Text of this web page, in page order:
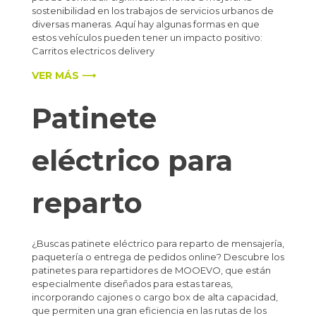
sostenibilidad en los trabajos de servicios urbanos de
diversas maneras. Aquí hay algunas formas en que
estos vehículos pueden tener un impacto positivo:
Carritos electricos delivery
VER MÁS ⟶
Patinete
eléctrico para
reparto
¿Buscas patinete eléctrico para reparto de mensajería,
paquetería o entrega de pedidos online? Descubre los
patinetes para repartidores de MOOEVO, que están
especialmente diseñados para estas tareas,
incorporando cajones o cargo box de alta capacidad,
que permiten una gran eficiencia en las rutas de los